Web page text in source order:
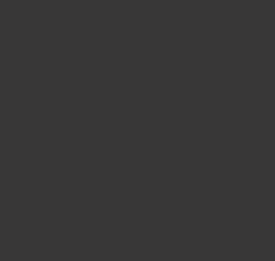
(ca. 1973)
(1980-2010)